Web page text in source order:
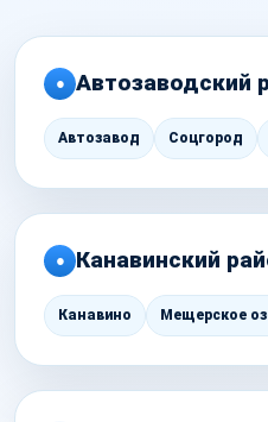
● Автозаводский
Автозавод Соцгород
● Канавинский
Канавино Мещерское